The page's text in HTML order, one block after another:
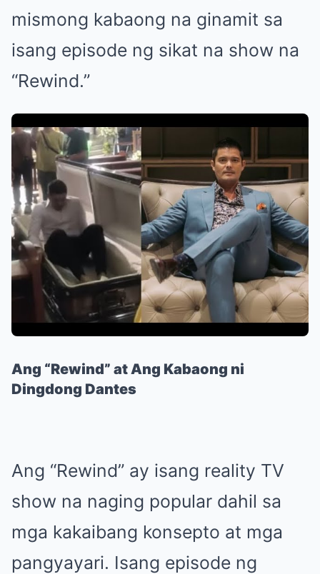
mismong kabaong na ginamit sa
isang episode ng sikat na show na
“Rewind.”
Ang “Rewind” at Ang Kabaong ni
Dingdong Dantes
Ang “Rewind” ay isang reality TV
show na naging popular dahil sa
mga kakaibang konsepto at mga
pangyayari. Isang episode ng